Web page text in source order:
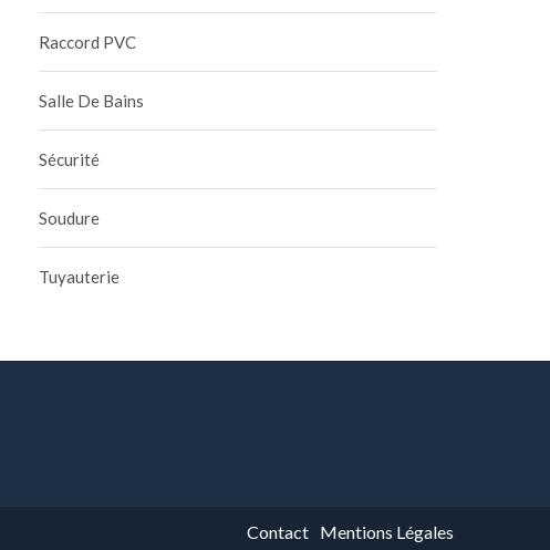
Raccord PVC
Salle De Bains
Sécurité
Soudure
Tuyauterie
Contact Mentions Légales